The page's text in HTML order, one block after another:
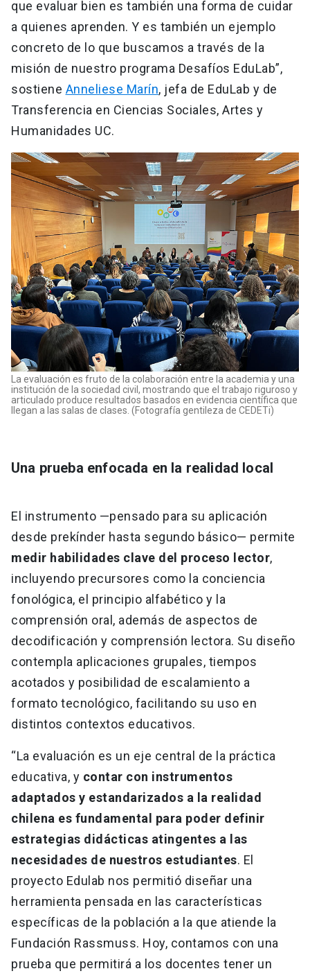
que evaluar bien es también una forma de cuidar
a quienes aprenden. Y es también un ejemplo
concreto de lo que buscamos a través de la
misión de nuestro programa Desafíos EduLab”,
sostiene Anneliese Marín, jefa de EduLab y de
Transferencia en Ciencias Sociales, Artes y
Humanidades UC.
La evaluación es fruto de la colaboración entre la academia y una
institución de la sociedad civil, mostrando que el trabajo riguroso y
articulado produce resultados basados en evidencia científica que
llegan a las salas de clases. (Fotografía gentileza de CEDETi)
Una prueba enfocada en la realidad local
El instrumento —pensado para su aplicación
desde prekínder hasta segundo básico— permite
medir habilidades clave del proceso lector,
incluyendo precursores como la conciencia
fonológica, el principio alfabético y la
comprensión oral, además de aspectos de
decodificación y comprensión lectora. Su diseño
contempla aplicaciones grupales, tiempos
acotados y posibilidad de escalamiento a
formato tecnológico, facilitando su uso en
distintos contextos educativos.
“La evaluación es un eje central de la práctica
educativa, y contar con instrumentos
adaptados y estandarizados a la realidad
chilena es fundamental para poder definir
estrategias didácticas atingentes a las
necesidades de nuestros estudiantes. El
proyecto Edulab nos permitió diseñar una
herramienta pensada en las características
específicas de la población a la que atiende la
Fundación Rassmuss. Hoy, contamos con una
prueba que permitirá a los docentes tener un